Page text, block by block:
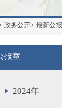
政务公开> 最新公报
报室
2024年